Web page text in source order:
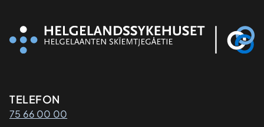
Kontaktinformasjon
TELEFON
75 66 00 00